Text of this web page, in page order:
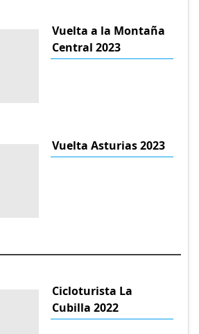
Vuelta a la Montaña
Central 2023
Vuelta Asturias 2023
Cicloturista La
Cubilla 2022